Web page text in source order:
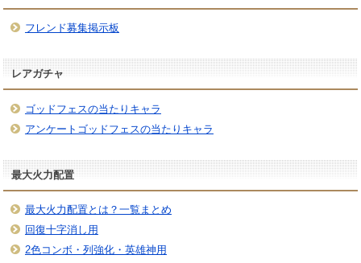
フレンド募集掲示板
レアガチャ
ゴッドフェスの当たりキャラ
アンケートゴッドフェスの当たりキャラ
最大火力配置
最大火力配置とは？一覧まとめ
回復十字消し用
2色コンボ・列強化・英雄神用